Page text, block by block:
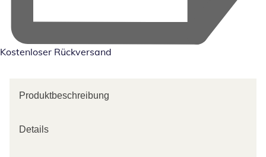
Kostenloser Rückversand
Produktbeschreibung
Details